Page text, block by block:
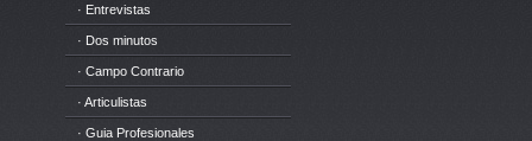
· Entrevistas
· Dos minutos
· Campo Contrario
· Articulistas
· Guia Profesionales